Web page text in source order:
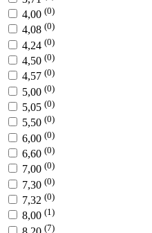
4,00 (0)
4,08 (0)
4,24 (0)
4,50 (0)
4,57 (0)
5,00 (0)
5,05 (0)
5,50 (0)
6,00 (0)
6,60 (0)
7,00 (0)
7,30 (0)
7,32 (0)
8,00 (1)
(7)